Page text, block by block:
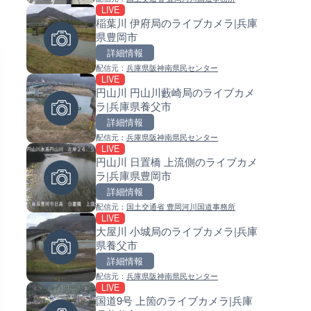
LIVE
稲葉川 伊府局のライブカメラ|兵庫
県豊岡市
詳細情報
配信元： 兵庫県阪神南県民センター
LIVE
円山川 円山川藪崎局のライブカメ
ラ|兵庫県養父市
詳細情報
配信元： 兵庫県阪神南県民センター
LIVE
円山川 日置橋 上流側のライブカメ
ラ|兵庫県豊岡市
詳細情報
配信元： 国土交通省 豊岡河川国道事務所
LIVE
大屋川 小城局のライブカメラ|兵庫
県養父市
詳細情報
配信元： 兵庫県阪神南県民センター
LIVE
国道9号 上箇のライブカメラ|兵庫
ごろごろ茶屋のライブカメラ|
配信元：天川村役場
淡路島モンキーセンターのラ
メラ|兵庫県洲本市
配信元：淡路ザル
熊谷花火大会のライブカメラ|
県熊谷市
配信元：J:COMチャンネル・J:COMテレ
錦川 錦帯橋(錦帯橋のう飼乗
配信元：アイ・キャン制作G
長良川 金華橋北交差点のライ
常呂川 鹿ノ子ダムのライブカ
配信元：国土交通省 北海道開発局
天塩川 岩尾内ダムのライブカ
北海道士別市
配信元：国土交通省 北海道開発局
東京都品川区南大井のライブ
ラ|東京都品川区
配信元：東京都品川区南大井ライブカメラ
道の駅さがのせきのライブカ
配信元：道の駅さがのせきPPカム
松江自動車道 三次東JCT・イ